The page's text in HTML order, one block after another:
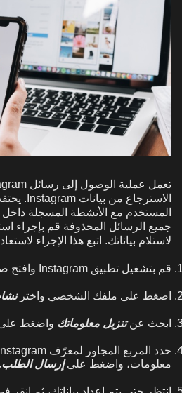
المستخدم مع الأنشطة المسجلة
لاستلام بياناتك. اتبع هذا الإجراء
قم بتشغيل تطبيق Instagram وافتح صفحة ملفك الشخصي.
اضغط على ملفك الشخصي واختر
ابحث عنتنزيل معلوماتك واضغط
معلومات، واضغط علىإرسال